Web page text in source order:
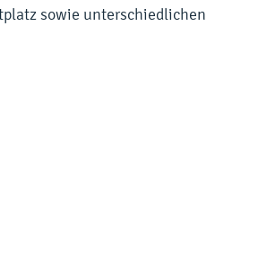
sowie unterschiedlichen